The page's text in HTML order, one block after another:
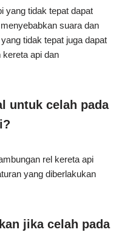
yang tidak tepat dapat
suara dan
tidak tepat juga dapat
api dan
untuk celah pada
rel kereta api
yang diberlakukan
jika celah pada